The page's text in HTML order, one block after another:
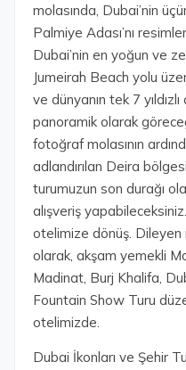
molasında, Dubai’nin
Palmiye Adası’nı
Dubai’nin en yoğun ve
Jumeirah Beach yolu
ve dünyanın tek 7
panoramik olarak
fotoğraf molasının
adlandırılan Deira
turumuzun son durağı
alışveriş
otelimize dönüş.
olarak, akşam yemekli
Madinat, Burj Khalifa,
Fountain Show Turu
otelimizde.
Dubai İkonları ve Şehir